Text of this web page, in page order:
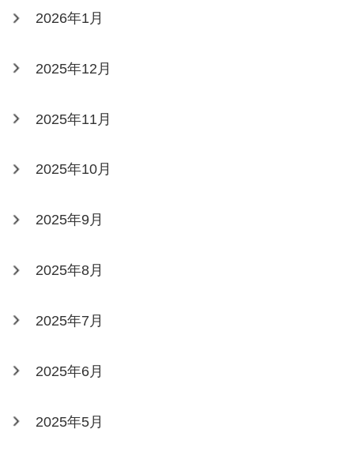
2026年1月
2025年12月
2025年11月
2025年10月
2025年9月
2025年8月
2025年7月
2025年6月
2025年5月